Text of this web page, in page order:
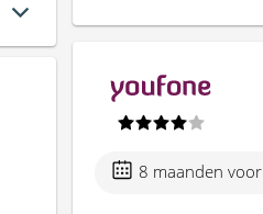
8 maanden voor